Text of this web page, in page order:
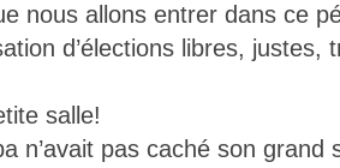
nous allons entrer dans ce
d’élections libres, justes,
salle!
n’avait pas caché son grand